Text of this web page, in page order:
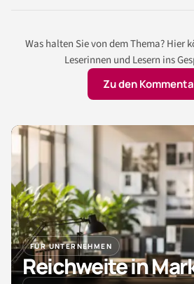
Was halten Sie von dem Thema? Hier
Leserinnen und Lesern ins
Zu den
FÜR UNTERNEHMEN
Reichweite in